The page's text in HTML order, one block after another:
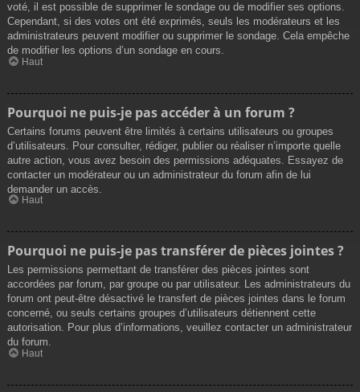
voté, il est possible de supprimer le sondage ou de modifier ses options.
Cependant, si des votes ont été exprimés, seuls les modérateurs et les
administrateurs peuvent modifier ou supprimer le sondage. Cela empêche
de modifier les options d’un sondage en cours.
Haut
Pourquoi ne puis-je pas accéder à un forum ?
Certains forums peuvent être limités à certains utilisateurs ou groupes
d’utilisateurs. Pour consulter, rédiger, publier ou réaliser n’importe quelle
autre action, vous avez besoin des permissions adéquates. Essayez de
contacter un modérateur ou un administrateur du forum afin de lui
demander un accès.
Haut
Pourquoi ne puis-je pas transférer de pièces jointes ?
Les permissions permettant de transférer des pièces jointes sont
accordées par forum, par groupe ou par utilisateur. Les administrateurs du
forum ont peut-être désactivé le transfert de pièces jointes dans le forum
concerné, ou seuls certains groupes d’utilisateurs détiennent cette
autorisation. Pour plus d’informations, veuillez contacter un administrateur
du forum.
Haut